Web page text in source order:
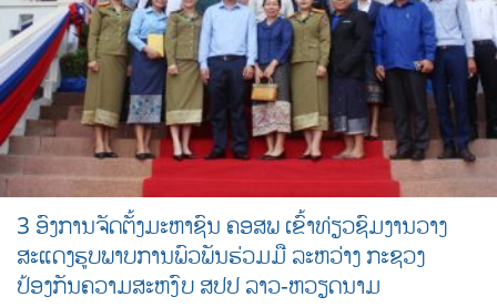
3 ອົງການຈັດຕັ້ງມະຫາຊົນ ຄອສພ ເຂົ້າທ່ຽວຊົມງານວາງ
ສະແດງຮູບພາບການພົວພັນຮ່ວມມື ລະຫວ່າງ ກະຊວງ
ປ້ອງກັນຄວາມສະຫງົບ ສປປ ລາວ-ຫວຽດນາມ